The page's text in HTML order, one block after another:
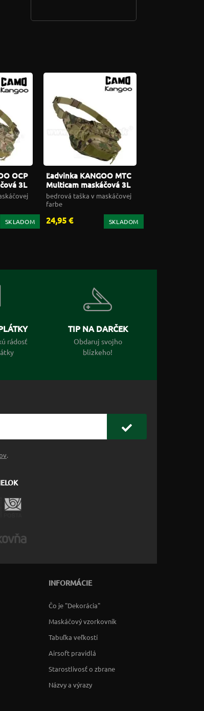
OCP
3L
SKLADOM
Ľadvinka KANGOO MTC
Multicam maskáčová 3L
bedrová taška
bedrová taška v maskáčovej
farbe
24,95 € SKLADOM
rádosť
TIP NA DARČEK
Obdaruj svojho
blízkeho!
.
INFORMÁCIE
Čo je "Dekorácia"
Maskáčový vzorkovník
Tabuľka veľkostí
Airsoft pravidlá
Starostlivosť o zbrane
Názvy a výrazy